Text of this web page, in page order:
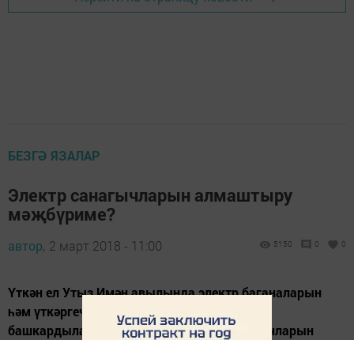
БЕЗГӘ ЯЗАЛАР
Электр санагычларын алмаштыру
мәҗбүриме?
автор, 2 март 2018 - 11:00 5150 0 0
Үткән ел Утыз Имән авылында электр баганаларын
һәм үткәргечләрен яңартып бик мөһим эш
башкардылар. Хәзер өйдәге электр санагычларын